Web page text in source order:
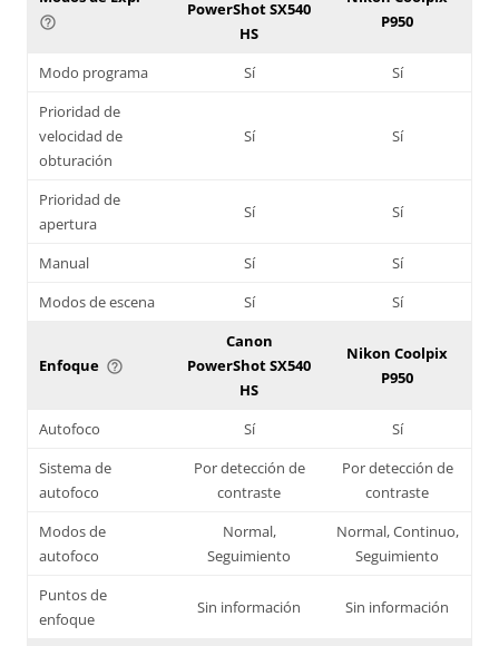
help_outline
PowerShot SX540
HS
P950
Modo programa Sí
Sí
Prioridad de
velocidad de
obturación
Sí Sí
Prioridad de
apertura
Sí Sí
Manual Sí
Sí
Modos de escena
Sí Sí
Enfoque help_outline
Canon
PowerShot SX540
HS
Nikon Coolpix
P950
Autofoco Sí
Sí
Sistema de
autofoco
Por detección de
contraste
Por detección de
contraste
Modos de
autofoco
Normal,
Seguimiento
Normal, Continuo,
Seguimiento
Puntos de
enfoque
Sin información Sin información